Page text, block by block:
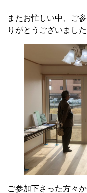
またお忙しい中、ご
りがとうございました
ご参加下さった方々